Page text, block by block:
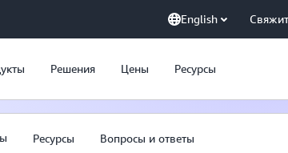
English
Решения Цены Ресурсы
Ресурсы Вопросы и ответы